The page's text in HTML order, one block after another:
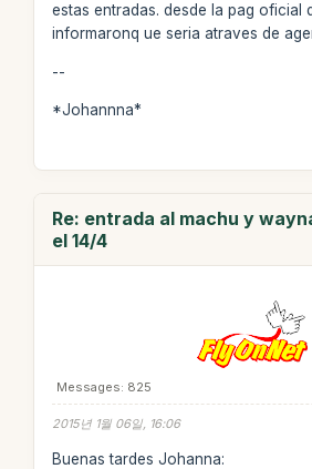
estas entradas. desde la pag oficial
informaronq ue seria atraves de
--
*Johannna*
Re: entrada al machu y
el 14/4
Messages: 825
2015년 1월 06일, 16:06
Buenas tardes Johanna: